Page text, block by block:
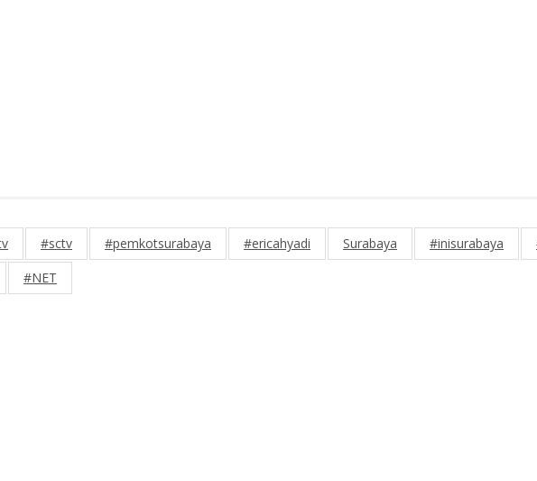
#sctv #pemkotsurabaya #ericahyadi Surabaya #inisurabaya
#NET